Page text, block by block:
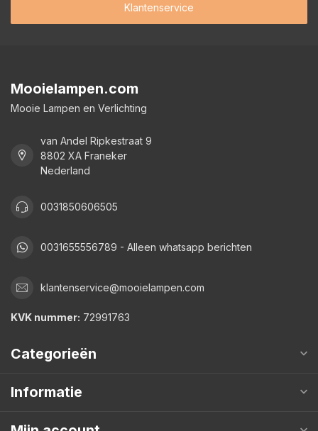
Klantenservice
Mooielampen.com
Mooie Lampen en Verlichting
van Andel Ripkestraat 9
8802 XA Franeker
Nederland
0031850606505
0031655556789 - Alleen whatsapp berichten
klantenservice@mooielampen.com
KVK nummer: 72991763
Categorieën
Informatie